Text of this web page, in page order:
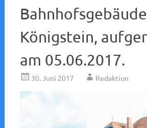
Königstein,
am 05.06.2017.
30. Juni 2017 Redaktion